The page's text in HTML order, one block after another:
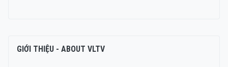
GIỚI THIỆU - ABOUT VLTV